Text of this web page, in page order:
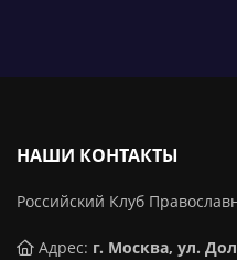
НАШИ КОНТАКТЫ
Российский Клуб
Адрес: г. Москва, ул.